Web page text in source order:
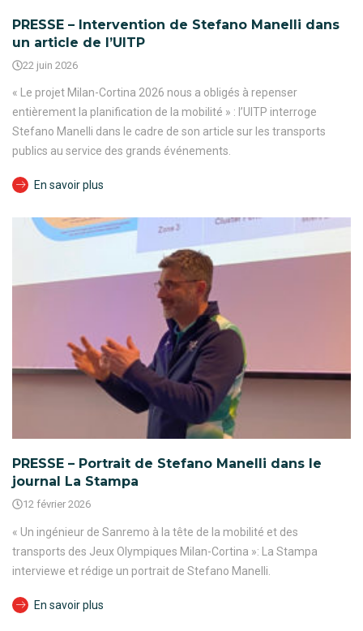
PRESSE – Intervention de Stefano Manelli dans
un article de l’UITP
22 juin 2026
« Le projet Milan-Cortina 2026 nous a obligés à repenser
entièrement la planification de la mobilité » : l’UITP interroge
Stefano Manelli dans le cadre de son article sur les transports
publics au service des grands événements.
En savoir plus
PRESSE – Portrait de Stefano Manelli dans le
journal La Stampa
12 février 2026
« Un ingénieur de Sanremo à la tête de la mobilité et des
transports des Jeux Olympiques Milan-Cortina »: La Stampa
interviewe et rédige un portrait de Stefano Manelli.
En savoir plus